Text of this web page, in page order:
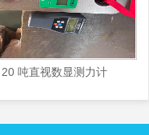
20 吨直视数显测力计